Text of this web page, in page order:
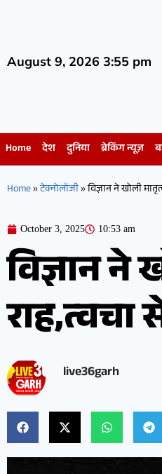
August 9, 2026 3:55 pm
Home देश दुनिया ब्रेकिंग न्यूज़
Home»टेक्नोलॉजी»विज्ञान ने खोली
October 3, 2025 10:53 am
विज्ञान ने
live36garh